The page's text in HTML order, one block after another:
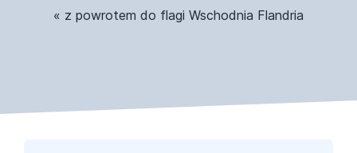
« z powrotem do flagi Wschodnia Flandria